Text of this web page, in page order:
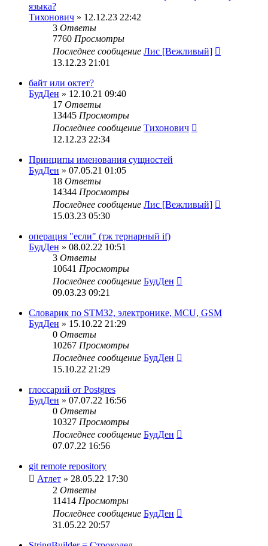
языка?
Тихонович » 12.12.23 22:42
3 Ответы
7760 Просмотры
Последнее сообщение Лис [Вежливый]
13.12.23 21:01
байт или октет?
БудДен » 12.10.21 09:40
17 Ответы
13445 Просмотры
Последнее сообщение Тихонович
12.12.23 22:34
Принципы именования сущностей
БудДен » 07.05.21 01:05
18 Ответы
14344 Просмотры
Последнее сообщение Лис [Вежливый]
15.03.23 05:30
операция "если" (тж тернарный if)
БудДен » 08.02.22 10:51
3 Ответы
10641 Просмотры
Последнее сообщение БудДен
09.03.23 09:21
Словарик по STM32, электронике, MCU, GSM
БудДен » 15.10.22 21:29
0 Ответы
10267 Просмотры
Последнее сообщение БудДен
15.10.22 21:29
глоссарий от Postgres
БудДен » 07.07.22 16:56
0 Ответы
10327 Просмотры
Последнее сообщение БудДен
07.07.22 16:56
git remote repository
Атлет » 28.05.22 17:30
2 Ответы
11414 Просмотры
Последнее сообщение БудДен
31.05.22 20:57